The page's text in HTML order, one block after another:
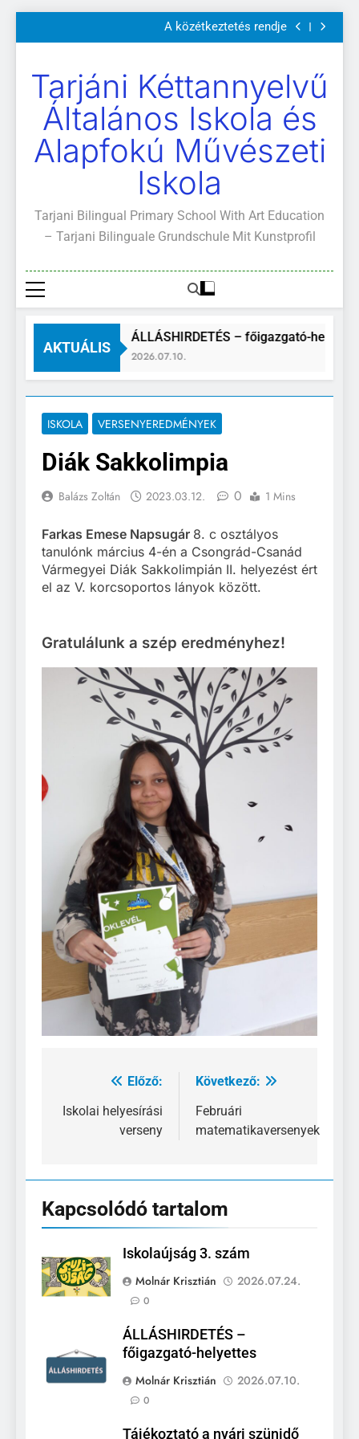
a
Szülői értekezletek 2026. május 04-14.
A közétkeztetés rendje
Kötelező és ajánlott olvasmányok
Szülői értekezletek 2026. május 04-14.
A közétkeztetés rendje
Kötelező és ajánlott olvasmányok
A Mi Világunk!
Tarjáni Kéttannyelvű
Általános Iskola és
Alapfokú Művészeti
Iskola
Tarjani Bilingual Primary School With Art Education
– Tarjani Bilinguale Grundschule Mit Kunstprofil
AKTUÁLIS
ÁLLÁSHIRDETÉS – főigazgató-helyettes
2026.07.10.
ISKOLA VERSENYEREDMÉNYEK
Diák Sakkolimpia
Balázs Zoltán 2023.03.12. 0 1 Mins
Farkas Emese Napsugár 8. c osztályos
tanulónk március 4-én a Csongrád-Csanád
Vármegyei Diák Sakkolimpián II. helyezést ért
el az V. korcsoportos lányok között.
Gratulálunk a szép eredményhez!
Bejegyzés
navigáció
Előző:
Iskolai helyesírási
verseny
Következő:
Februári
matematikaversenyek
Kapcsolódó tartalom
Iskolaújság 3. szám
Molnár Krisztián
2026.07.24.
0
ÁLLÁSHIRDETÉS –
főigazgató-helyettes
Molnár Krisztián
2026.07.10.
0
Tájékoztató a nyári szünidő